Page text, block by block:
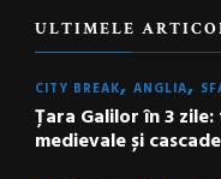
ULTIMELE
CITY BREAK ANGLIA
Țara Galilor în 3
medievale și